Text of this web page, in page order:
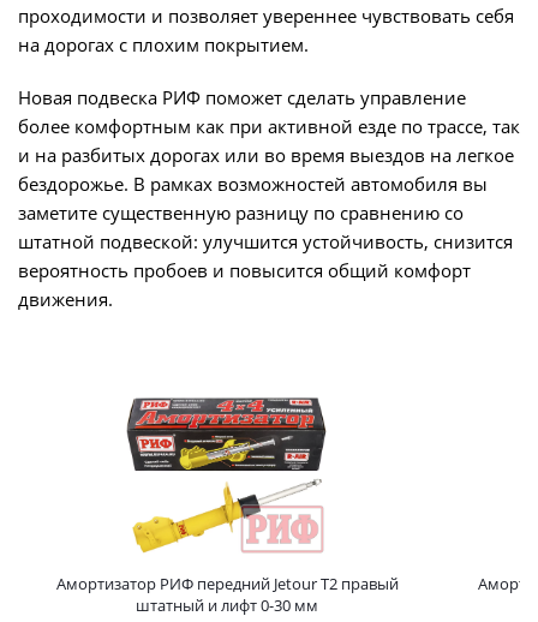
проходимости и позволяет увереннее чувствовать себя
на дорогах с плохим покрытием.
Новая подвеска РИФ поможет сделать управление
более комфортным как при активной езде по трассе, так
и на разбитых дорогах или во время выездов на легкое
бездорожье. В рамках возможностей автомобиля вы
заметите существенную разницу по сравнению со
штатной подвеской: улучшится устойчивость, снизится
вероятность пробоев и повысится общий комфорт
движения.
Амортизатор РИФ передний Jetour T2 правый
штатный и лифт 0-30 мм